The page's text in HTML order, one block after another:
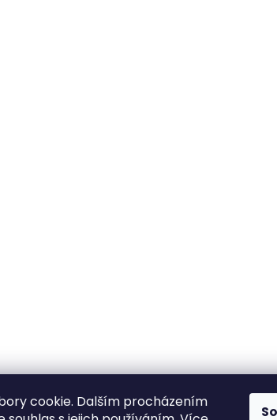
cookie. Dalším procházením